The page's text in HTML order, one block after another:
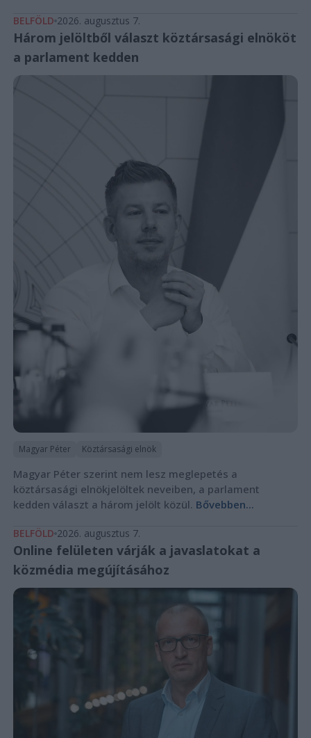
BELFÖLD 2026. augusztus 7.
Három jelöltből választ köztársasági elnököt
a parlament kedden
Magyar Péter Köztársasági elnök
Magyar Péter szerint nem lesz meglepetés a
köztársasági elnökjelöltek neveiben, a parlament
kedden választ a három jelölt közül. Bővebben...
BELFÖLD 2026. augusztus 7.
Online felületen várják a javaslatokat a
közmédia megújításához